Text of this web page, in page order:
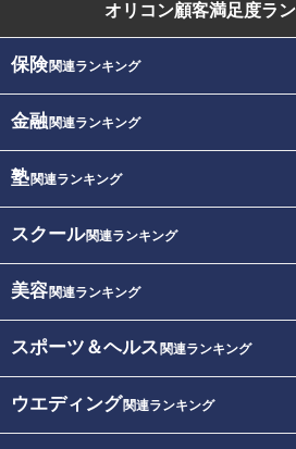
オリコン顧客満足度ラ
保険関連ランキング
金融関連ランキング
塾関連ランキング
スクール関連ランキング
美容関連ランキング
スポーツ＆ヘルス 関連ランキング
ウエディング関連ランキング